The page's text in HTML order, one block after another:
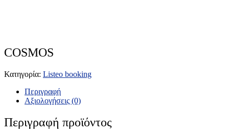
COSMOS
Κατηγορία: Listeo booking
Περιγραφή
Αξιολογήσεις (0)
Περιγραφή προϊόντος